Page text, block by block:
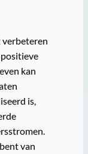
verbeteren
positieve
kan
is,
van